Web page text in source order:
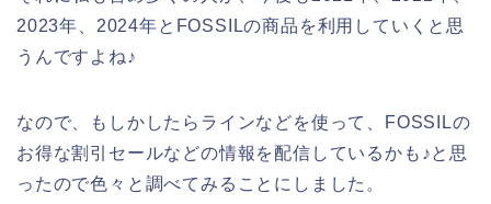
2023年、2024年とFOSSILの商品を利用していくと思
うんですよね♪
なので、もしかしたらラインなどを使って、FOSSILの
お得な割引セールなどの情報を配信しているかも♪と思
ったので色々と調べてみることにしました。